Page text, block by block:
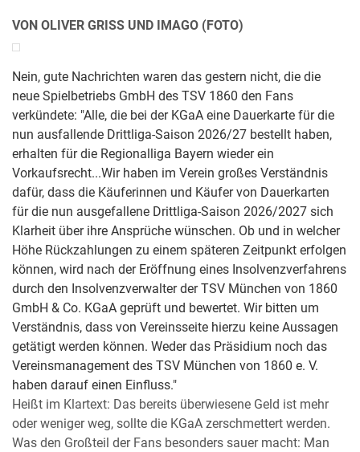
VON OLIVER GRISS UND IMAGO (FOTO)
Nein, gute Nachrichten waren das gestern nicht, die die
neue Spielbetriebs GmbH des TSV 1860 den Fans
verkündete: "Alle, die bei der KGaA eine Dauerkarte für die
nun ausfallende Drittliga-Saison 2026/27 bestellt haben,
erhalten für die Regionalliga Bayern wieder ein
Vorkaufsrecht...Wir haben im Verein großes Verständnis
dafür, dass die Käuferinnen und Käufer von Dauerkarten
für die nun ausgefallene Drittliga-Saison 2026/2027 sich
Klarheit über ihre Ansprüche wünschen. Ob und in welcher
Höhe Rückzahlungen zu einem späteren Zeitpunkt erfolgen
können, wird nach der Eröffnung eines Insolvenzverfahrens
durch den Insolvenzverwalter der TSV München von 1860
GmbH & Co. KGaA geprüft und bewertet. Wir bitten um
Verständnis, dass von Vereinsseite hierzu keine Aussagen
getätigt werden können. Weder das Präsidium noch das
Vereinsmanagement des TSV München von 1860 e. V.
haben darauf einen Einfluss."
Heißt im Klartext: Das bereits überwiesene Geld ist mehr
oder weniger weg, sollte die KGaA zerschmettert werden.
Was den Großteil der Fans besonders sauer macht: Man